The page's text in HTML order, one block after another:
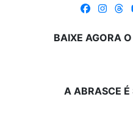
BAIXE AGORA
A ABRASCE